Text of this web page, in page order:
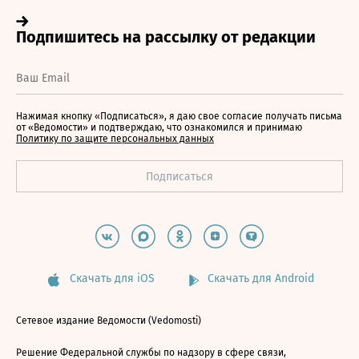
Нажимая кнопку «Подписаться», я даю свое согласие получать письма
от «Ведомости» и подтверждаю, что ознакомился и принимаю
Политику по защите персональных данных
Скачать для iOS Скачать для Android
Сетевое издание Ведомости (Vedomosti)
Решение Федеральной службы по надзору в сфере связи,